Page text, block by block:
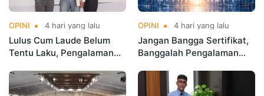
OPINI 4 hari yang lalu
Lulus Cum Laude Belum
Tentu Laku, Pengalaman
OPINI 4 hari yang lalu
Jangan Bangga Sertifikat,
Banggalah Pengalaman